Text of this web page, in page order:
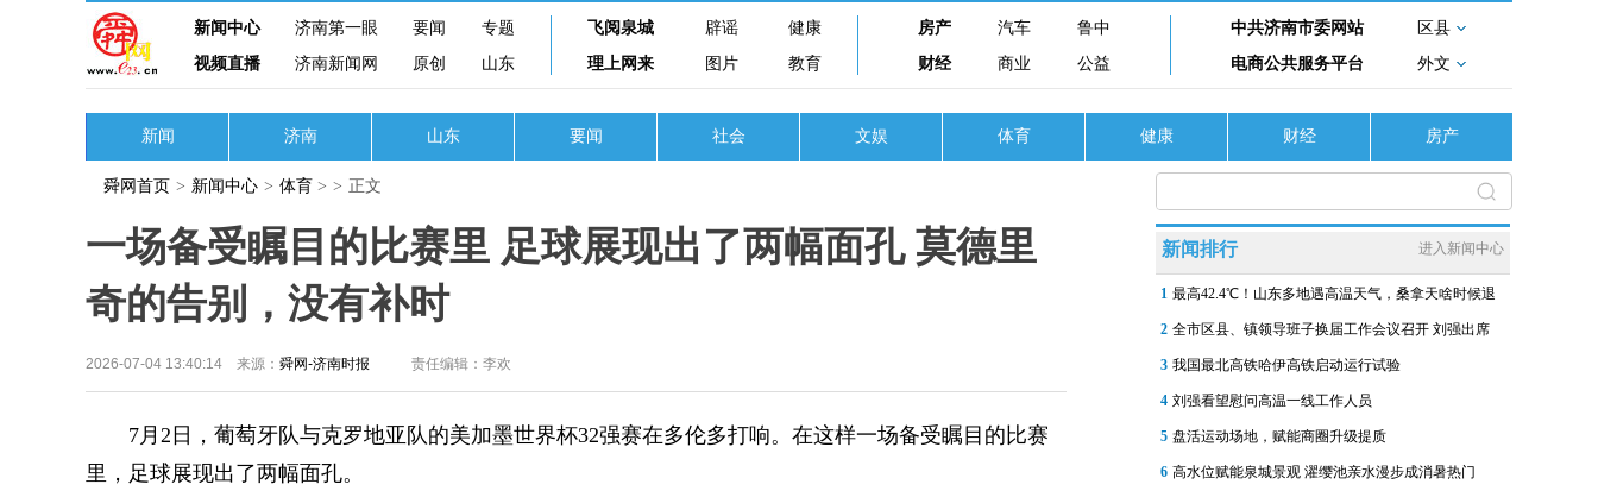
新闻中心 济南第一眼 要闻
专题
视频直播
济南新闻网 原创 山东
飞阅泉城 辟谣
健康
理上网来
图片 教育
房产 汽车
鲁中
财经
商业 公益
中共济南市委网站
区县
电商公共服务平台
外文
新闻 济南 山东 要闻 社会 文娱 体育 健康 财经 房产
舜网首页 > 新闻中心 > 体育 > > 正文
一场备受瞩目的比赛里 足球展现出了两幅面孔 莫德里
奇的告别，没有补时
2026-07-04 13:40:14 来源： 舜网-济南时报 责任编辑：李欢
7月2日，葡萄牙队与克罗地亚队的美加墨世界杯32强赛在多伦多打响。在这样一场备受瞩目的比赛
里，足球展现出了两幅面孔。
新闻排行 进入新闻中心
1 最高42.4℃！山东多地遇高温天气，桑拿天啥时候退
2 全市区县、镇领导班子换届工作会议召开 刘强出席
3 我国最北高铁哈伊高铁启动运行试验
4 刘强看望慰问高温一线工作人员
5 盘活运动场地，赋能商圈升级提质
6 高水位赋能泉城景观 濯缨池亲水漫步成消暑热门